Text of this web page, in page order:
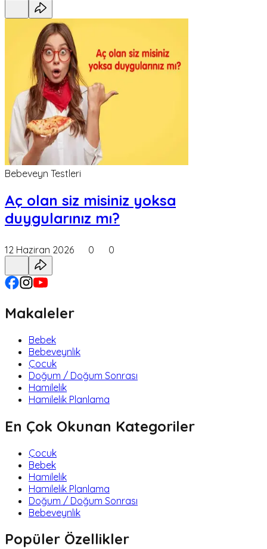
Bebeveyn Testleri
Aç olan siz misiniz yoksa
duygularınız mı?
12 Haziran 2026 0 0
Makaleler
Bebek
Bebeveynlik
Çocuk
Doğum / Doğum Sonrası
Hamilelik
Hamilelik Planlama
En Çok Okunan Kategoriler
Çocuk
Bebek
Hamilelik
Hamilelik Planlama
Doğum / Doğum Sonrası
Bebeveynlik
Popüler Özellikler